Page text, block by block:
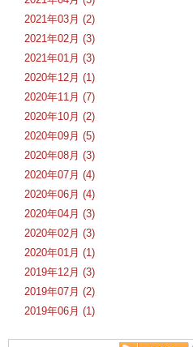
2021年03月 (2)
2021年02月 (3)
2021年01月 (3)
2020年12月 (1)
2020年11月 (7)
2020年10月 (2)
2020年09月 (5)
2020年08月 (3)
2020年07月 (4)
2020年06月 (4)
2020年04月 (3)
2020年02月 (3)
2020年01月 (1)
2019年12月 (3)
2019年07月 (2)
2019年06月 (1)